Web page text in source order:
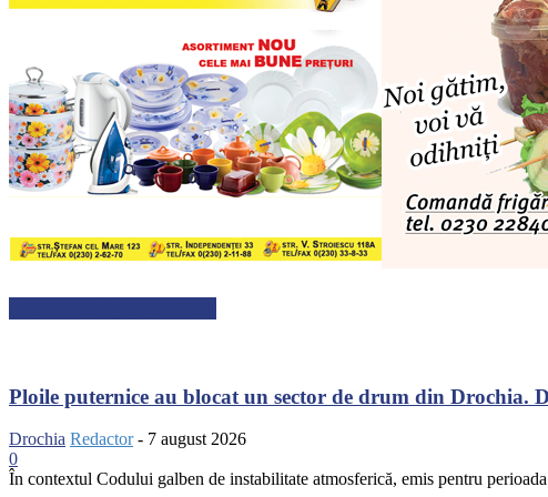
Ploile puternice au blocat un sector de drum din
Drochia Redactor - 7 august 2026
0
În contextul Codului galben de instabilitate atmosferică, emis pentru